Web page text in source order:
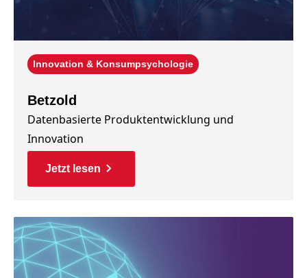
Innovation & Konsumpsychologie
Betzold
Datenbasierte Produktentwicklung und
Innovation
Jetzt lesen